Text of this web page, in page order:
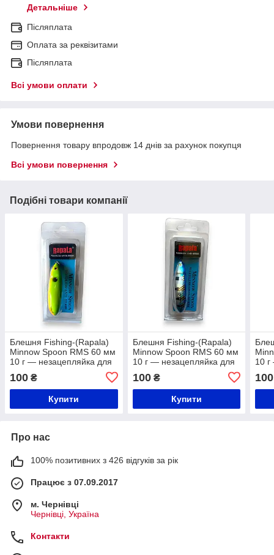
Детальніше
Післяплата
Оплата за реквізитами
Післяплата
Всі умови оплати
Умови повернення
Повернення товару впродовж 14 днів за рахунок покупця
Всі умови повернення
Подібні товари компанії
Блешня Fishing-(Rapala)
Minnow Spoon RMS 60 мм
10 г — незацепляйка для
100 ₴
Купити
Блешня Fishing-(Rapala)
Minnow Spoon RMS 60 мм
10 г — незацепляйка для
100₴
Купити
10
100
Про нас
100% позитивних з 426 відгуків за рік
Працює з 07.09.2017
м. Чернівці
Чернівці, Україна
Контакти